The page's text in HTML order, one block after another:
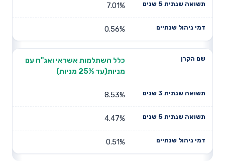
7.01%
0.56%
כלל השתלמות אשראי ואג"ח עם
מניות(עד 25% מניות)
8.53%
4.47%
0.51%